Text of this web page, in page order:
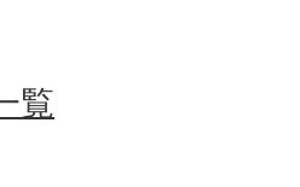
覧